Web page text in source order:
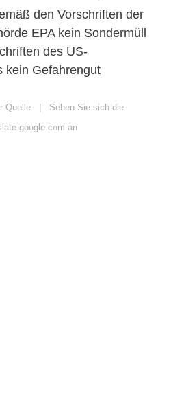
den Vorschriften der
EPA kein Sondermüll
des US-
kein Gefahrengut
Quelle | Sehen Sie sich die
an